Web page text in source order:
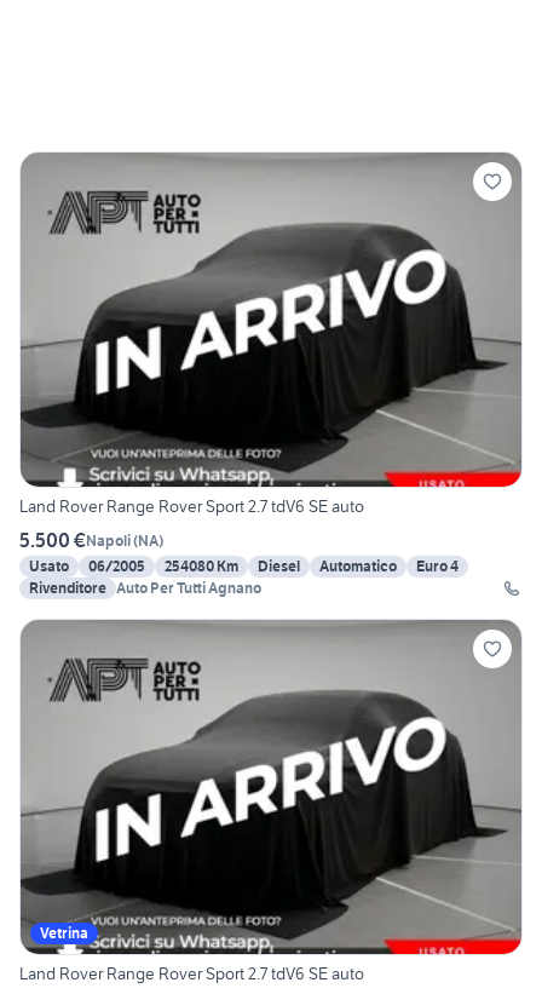
Land Rover Range Rover Sport 2.7 tdV6 SE auto
5.500 €Napoli(NA)
Usato
06/2005 254080 Km Diesel Automatico
Euro 4
Rivenditore Auto Per Tutti Agnano
Vetrina
Land Rover Range Rover Sport 2.7 tdV6 SE auto